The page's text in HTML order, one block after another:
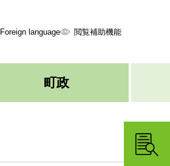
Foreign language 閲覧補助機能
町政